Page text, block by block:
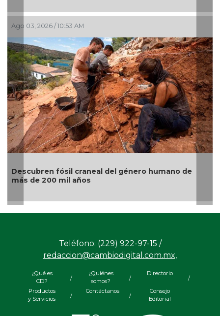
2026 / 10:53 AM
fósil craneal del género humano de
de 200 mil años
Gatos
Teléfono: (229) 922-97-15 /
redaccion@cambiodigital.com.mx,
¿Qué es
CD?
/
¿Quiénes
somos?
/
Directorio
/
Productos
y Servicios
/
Contáctanos
/
Consejo
Editorial